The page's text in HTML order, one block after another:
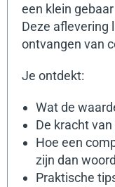
een klein
Deze aflevering
ontvangen van
Je ontdekt:
Wat de
De kracht
Hoe een
zijn dan
Praktische